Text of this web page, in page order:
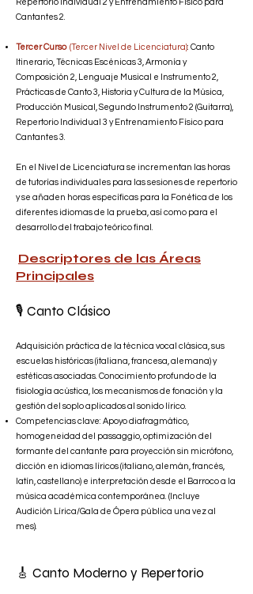
Repertorio Individual 2 y Entrenamiento Físico para
Cantantes 2.
Tercer Curso(Tercer Nivel de Licenciatura): Canto
Itinerario, Técnicas Escénicas 3, Armonía y
Composición 2, Lenguaje Musical e Instrumento 2,
Prácticas de Canto 3, Historia y Cultura de la Música,
Producción Musical, Segundo Instrumento 2 (Guitarra),
Repertorio Individual 3 y Entrenamiento Físico para
Cantantes 3.
En el Nivel de Licenciatura se incrementan las horas
de tutorías individuales para las sesiones de repertorio
y se añaden horas específicas para la Fonética de los
diferentes idiomas de la prueba, así como para el
desarrollo del trabajo teórico final.
Descriptores de las Áreas
Principales
🎙️ Canto Clásico
Adquisición práctica de la técnica vocal clásica, sus
escuelas históricas (italiana, francesa, alemana) y
estéticas asociadas. Conocimiento profundo de la
fisiología acústica, los mecanismos de fonación y la
gestión del soplo aplicados al sonido lírico.
Competencias clave: Apoyo diafragmático,
homogeneidad del passaggio, optimización del
formante del cantante para proyección sin micrófono,
dicción en idiomas líricos (italiano, alemán, francés,
latín, castellano) e interpretación desde el Barroco a la
música académica contemporánea. (Incluye
Audición Lírica/Gala de Ópera pública una vez al
mes).
🎸 Canto Moderno y Repertorio